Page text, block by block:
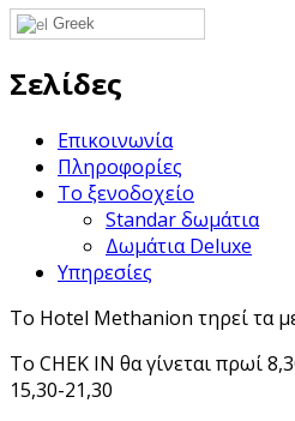
Greek
Σελίδες
Επικοινωνία
Πληροφορίες
Το ξενοδοχείο
Standar δωμάτια
Δωμάτια Deluxe
Υπηρεσίες
Το Hotel Methanion τηρεί τα
Το CHEK IN θα γίνεται πρωί
15,30-21,30